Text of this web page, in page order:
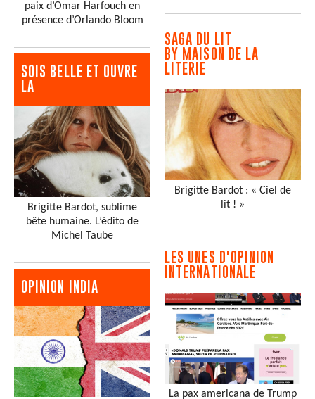
paix d’Omar Harfouch en
présence d’Orlando Bloom
SOIS BELLE ET OUVRE
LA
Brigitte Bardot, sublime
bête humaine. L’édito de
Michel Taube
OPINION INDIA
SAGA DU LIT
BY MAISON DE LA
LITERIE
Brigitte Bardot : « Ciel de
lit ! »
LES UNES D'OPINION
INTERNATIONALE
La pax americana de Trump